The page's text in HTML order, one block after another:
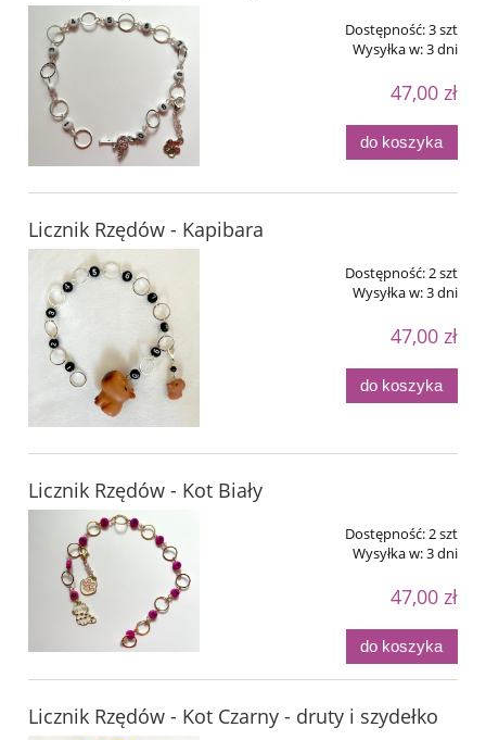
Dostępność:3 szt
Wysyłka w:3 dni
47,00 zł
do koszyka
Licznik Rzędów - Kapibara
Dostępność:2 szt
Wysyłka w:3 dni
47,00 zł
do koszyka
Licznik Rzędów - Kot Biały
Dostępność:2 szt
Wysyłka w:3 dni
47,00 zł
do koszyka
Licznik Rzędów - Kot Czarny - druty i szydełko